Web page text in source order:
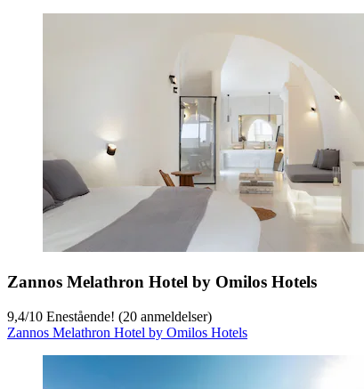
Zannos Melathron Hotel by Omilos Hotels
9,4/10 Enestående! (20 anmeldelser)
Zannos Melathron Hotel by Omilos Hotels